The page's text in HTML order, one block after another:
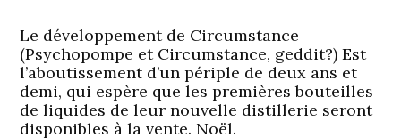
Le développement de Circumstance
(Psychopompe et Circumstance, geddit?) Est
l’aboutissement d’un périple de deux ans et
demi, qui espère que les premières bouteilles
de liquides de leur nouvelle distillerie seront
disponibles à la vente. Noël.